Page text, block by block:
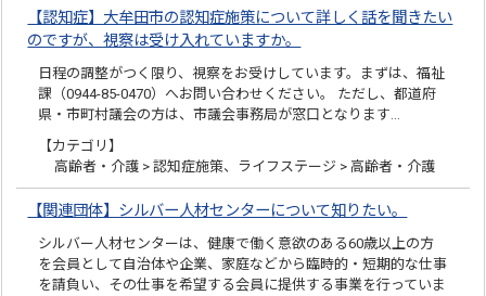
【認知症】大牟田市の認知症施策について詳しく話を聞きたい
のですが、視察は受け入れていますか。
日程の調整がつく限り、視察をお受けしています。まずは、福祉
課（0944-85-0470）へお問い合わせください。 ただし、都道府
県・市町村議会の方は、市議会事務局が窓口となります…
【カテゴリ】
高齢者・介護 > 認知症施策、ライフステージ > 高齢者・介護
【関連団体】シルバー人材センターについて知りたい。
シルバー人材センターは、健康で働く意欲のある60歳以上の方
を会員として自治体や企業、家庭などから臨時的・短期的な仕事
を請負い、その仕事を希望する会員に提供する事業を行っていま